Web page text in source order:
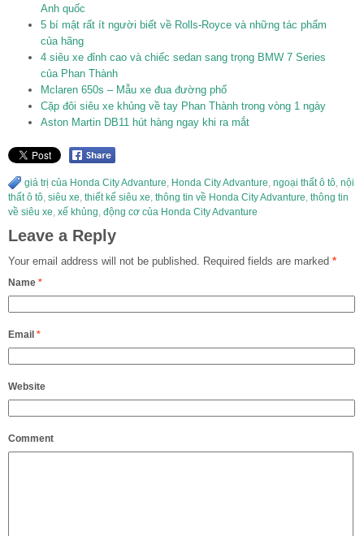
Anh quốc
5 bí mật rất ít người biết về Rolls-Royce và những tác phẩm
của hãng
4 siêu xe đỉnh cao và chiếc sedan sang trọng BMW 7 Series
của Phan Thành
Mclaren 650s – Mẫu xe đua đường phố
Cặp đôi siêu xe khủng về tay Phan Thành trong vòng 1 ngày
Aston Martin DB11 hút hàng ngay khi ra mắt
giá trị của Honda City Advanture, Honda City Advanture, ngoại thất ô tô, nội
thất ô tô, siêu xe, thiết kế siêu xe, thông tin về Honda City Advanture, thông tin
về siêu xe, xế khủng, động cơ của Honda City Advanture
Leave a Reply
Your email address will not be published. Required fields are marked *
Name *
Email *
Website
Comment